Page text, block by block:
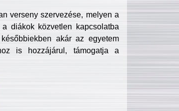
verseny szervezése, melyen a
diákok közvetlen kapcsolatba
akár az egyetem
is hozzájárul, támogatja a